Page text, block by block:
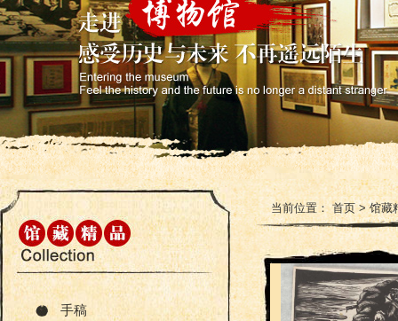
手稿
当前位置：首页>馆藏